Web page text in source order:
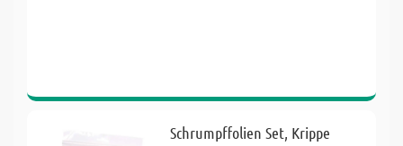
Schrumpffolien Set, Krippe